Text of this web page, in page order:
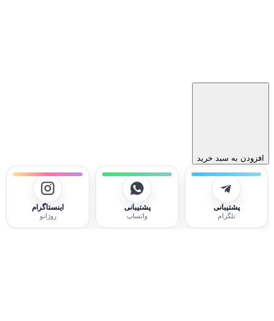
افزودن به سبد خرید
پشتیبانی
تلگرام
پشتیبانی
واتساپ
اینستاگرام
روژانو